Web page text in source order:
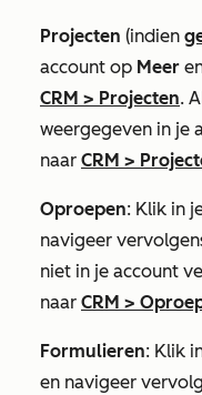
Projecten (indien
account op Meer
CRM > Projecten.
weergegeven in je
naar CRM >
Oproepen: Klik in
navigeer
niet in je account
naar CRM >
Formulieren: Klik
en navigeer